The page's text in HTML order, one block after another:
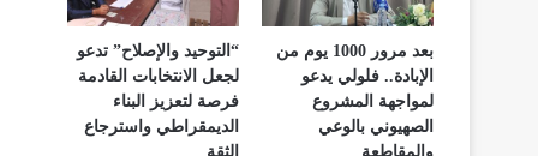
بعد مرور 1000 يوم من
الإبادة.. فلولي يدعو
لمواجهة المشروع
الصهيوني بالوعي
والمقاطعة
“التوحيد والإصلاح” تدعو
لجعل الانتخابات القادمة
فرصة لتعزيز البناء
الديمقراطي واسترجاع
الثقة